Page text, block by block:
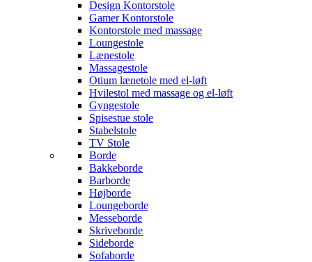
Design Kontorstole
Gamer Kontorstole
Kontorstole med massage
Loungestole
Lænestole
Massagestole
Otium lænetole med el-løft
Hvilestol med massage og el-løft
Gyngestole
Spisestue stole
Stabelstole
TV Stole
Borde
Bakkeborde
Barborde
Højborde
Loungeborde
Messeborde
Skriveborde
Sideborde
Sofaborde